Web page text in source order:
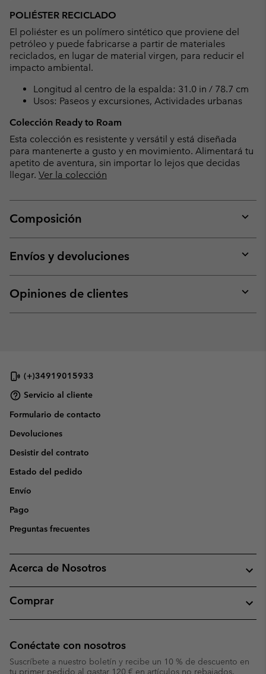
POLIÉSTER RECICLADO
El poliéster es un polímero sintético que proviene del
petróleo y puede fabricarse a partir de materiales
reciclados, en lugar de material virgen, para reducir el
impacto ambiental.
Longitud al centro de la espalda: 31.0 in / 78.7 cm
Usos: Paseos y excursiones, Actividades urbanas
Colección Ready to Roam
Esta colección es resistente y versátil y está diseñada
para mantenerte a gusto y en movimiento. Alimentará tu
apetito de aventura, sin importar lo lejos que decidas
llegar. Ver la colección
Composición
or
Envíos y devoluciones
or
Opiniones de clientes
or
(+)34919015933
Servicio al cliente
Formulario de contacto
Devoluciones
Desistir del contrato
Estado del pedido
Envío
Pago
Preguntas frecuentes
Acerca de Nosotros
Comprar
Conéctate con nosotros
Suscríbete a nuestro boletín y recibe un 10 % de descuento en
tu primer pedido al gastar 120 € en artículos no rebajados.